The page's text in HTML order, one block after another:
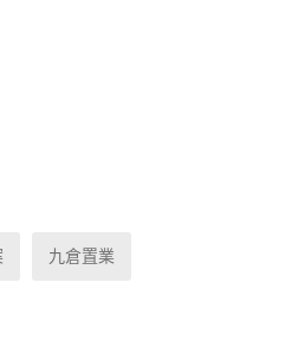
九倉置業